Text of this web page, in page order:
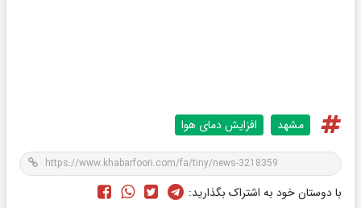
مشهد افزایش دمای هوا
با دوستان خود به اشتراک بگذارید: